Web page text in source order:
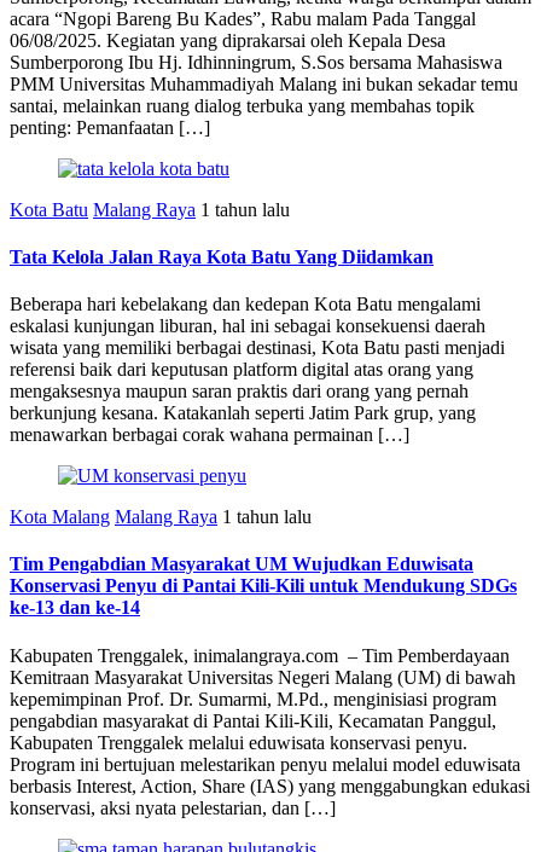
acara “Ngopi Bareng Bu Kades”, Rabu malam Pada Tanggal
06/08/2025. Kegiatan yang diprakarsai oleh Kepala Desa
Sumberporong Ibu Hj. Idhinningrum, S.Sos bersama Mahasiswa
PMM Universitas Muhammadiyah Malang ini bukan sekadar temu
santai, melainkan ruang dialog terbuka yang membahas topik
penting: Pemanfaatan […]
Kota Batu Malang Raya 1 tahun lalu
Tata Kelola Jalan Raya Kota Batu Yang Diidamkan
Beberapa hari kebelakang dan kedepan Kota Batu mengalami
eskalasi kunjungan liburan, hal ini sebagai konsekuensi daerah
wisata yang memiliki berbagai destinasi, Kota Batu pasti menjadi
referensi baik dari keputusan platform digital atas orang yang
mengaksesnya maupun saran praktis dari orang yang pernah
berkunjung kesana. Katakanlah seperti Jatim Park grup, yang
menawarkan berbagai corak wahana permainan […]
Kota Malang Malang Raya 1 tahun lalu
Tim Pengabdian Masyarakat UM Wujudkan Eduwisata
Konservasi Penyu di Pantai Kili-Kili untuk Mendukung SDGs
ke-13 dan ke-14
Kabupaten Trenggalek, inimalangraya.com – Tim Pemberdayaan
Kemitraan Masyarakat Universitas Negeri Malang (UM) di bawah
kepemimpinan Prof. Dr. Sumarmi, M.Pd., menginisiasi program
pengabdian masyarakat di Pantai Kili-Kili, Kecamatan Panggul,
Kabupaten Trenggalek melalui eduwisata konservasi penyu.
Program ini bertujuan melestarikan penyu melalui model eduwisata
berbasis Interest, Action, Share (IAS) yang menggabungkan edukasi
konservasi, aksi nyata pelestarian, dan […]